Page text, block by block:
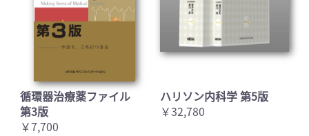
循環器治療薬ファイル
第3版
￥7,700
ハリソン内科学 第5版
￥32,780